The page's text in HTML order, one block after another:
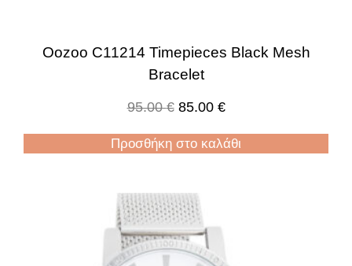
Oozoo C11214 Timepieces Black Mesh
Bracelet
95.00€ 85.00 €
Προσθήκη στο καλάθι